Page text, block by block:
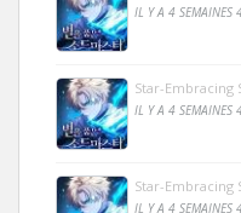
IL Y A 4 SEMAINES
Star-Embracing
IL Y A 4 SEMAINES
Star-Embracing
IL Y A 4 SEMAINES